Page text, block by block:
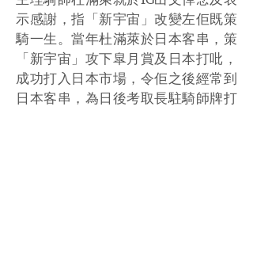
示感謝，指「新宇宙」改變左佢既策
騎一生。當年杜滿萊於日本客串，策
「新宇宙」攻下皐月賞及日本打吡，
成功打入日本市場，令佢之後經常到
日本客串，為日後考取長駐騎師牌打